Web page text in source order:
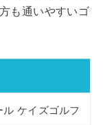
も通いやすいゴ
ケイズゴルフ